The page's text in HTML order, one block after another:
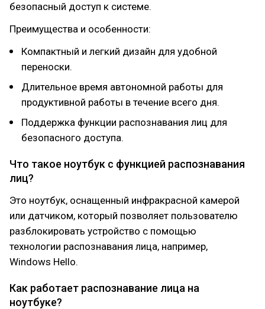
безопасный доступ к системе.
Преимущества и особенности:
Компактный и легкий дизайн для удобной
переноски.
Длительное время автономной работы для
продуктивной работы в течение всего дня.
Поддержка функции распознавания лиц для
безопасного доступа.
Что такое ноутбук с функцией распознавания
лиц?
Это ноутбук, оснащенный инфракрасной камерой
или датчиком, который позволяет пользователю
разблокировать устройство с помощью
технологии распознавания лица, например,
Windows Hello.
Как работает распознавание лица на
ноутбуке?